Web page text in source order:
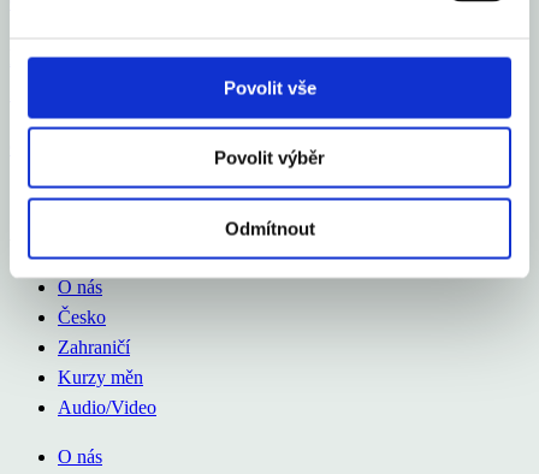
Povolit vše
Povolit výběr
Odmítnout
Průměrná inflace v roce 2025 na 2,5 %, letos okolo
O nás
Česko
Zahraničí
Kurzy měn
Audio/Video
O nás